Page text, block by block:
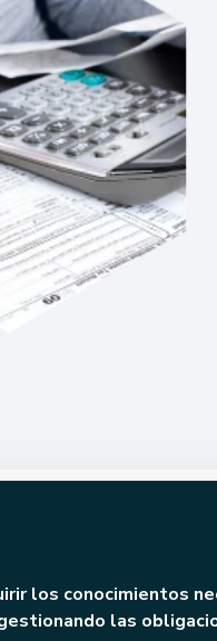
los conocimientos
las